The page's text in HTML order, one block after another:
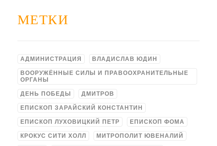
МЕТКИ
АДМИНИСТРАЦИЯ ВЛАДИСЛАВ ЮДИН
ВООРУЖЁННЫЕ СИЛЫ И ПРАВООХРАНИТЕЛЬНЫЕ
ОРГАНЫ
ДЕНЬ ПОБЕДЫ ДМИТРОВ
ЕПИСКОП ЗАРАЙСКИЙ КОНСТАНТИН
ЕПИСКОП ЛУХОВИЦКИЙ ПЕТР ЕПИСКОП ФОМА
КРОКУС СИТИ ХОЛЛ МИТРОПОЛИТ ЮВЕНАЛИЙ